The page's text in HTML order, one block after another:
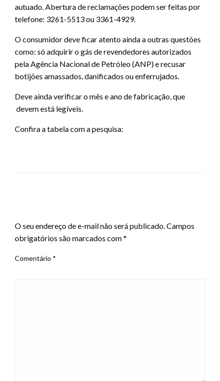
autuado. Abertura de reclamações podem ser feitas por
telefone: 3261-5513 ou 3361-4929.
O consumidor deve ficar atento ainda a outras questões
como: só adquirir o gás de revendedores autorizados
pela Agência Nacional de Petróleo (ANP) e recusar
botijões amassados, danificados ou enferrujados.
Deve ainda verificar o mês e ano de fabricação, que
devem está legíveis.
Confira a tabela com a pesquisa:
O seu endereço de e-mail não será publicado.Campos
obrigatórios são marcados com*
Comentário *